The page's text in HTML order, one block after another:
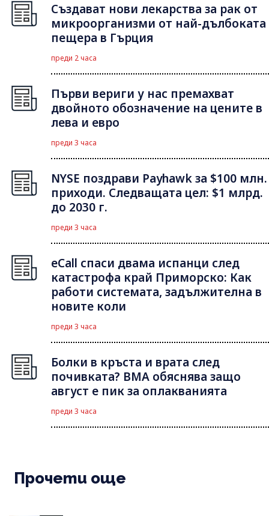
Създават нови лекарства за рак от
микроорганизми от най-дълбоката
пещера в Гърция
преди 2 часа
Първи вериги у нас премахват
двойното обозначение на цените в
лева и евро
преди 3 часа
NYSE поздрави Payhawk за $100 млн.
приходи. Следващата цел: $1 млрд.
до 2030 г.
преди 3 часа
eCall спаси двама испанци след
катастрофа край Приморско: Как
работи системата, задължителна в
новите коли
преди 3 часа
Болки в кръста и врата след
почивката? ВМА обяснява защо
август е пик за оплакванията
преди 3 часа
Прочети още